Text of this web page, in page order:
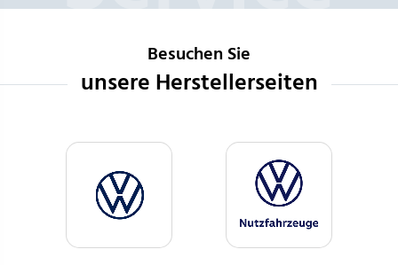
Besuchen Sie
unsere Herstellerseiten